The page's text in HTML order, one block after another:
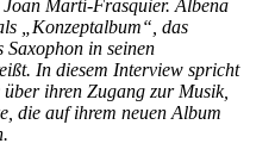
Joan Martí-Frasquier. Albena
„Konzeptalbum“, das
in seinen
In diesem Interview spricht
ihren Zugang zur Musik,
die auf ihrem neuen Album